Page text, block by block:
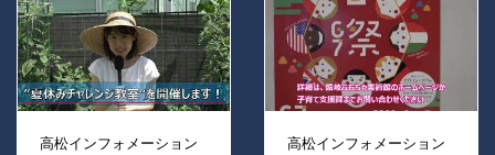
高松インフォメーション
高松インフォメーション